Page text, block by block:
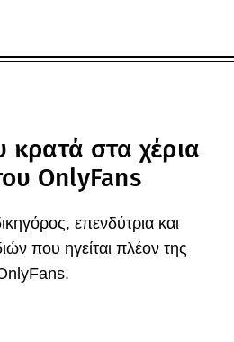
κρατά στα χέρια
OnlyFans
επενδύτρια και
που ηγείται πλέον της